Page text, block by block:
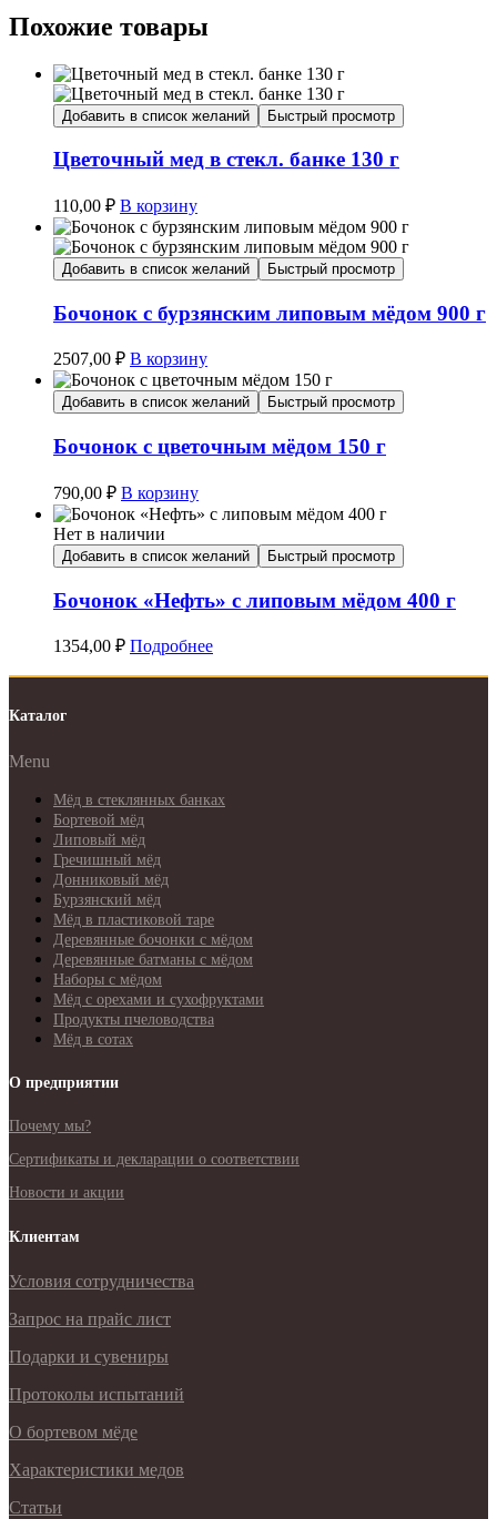
Похожие товары
Добавить в список желаний Быстрый просмотр
Цветочный мед в стекл. банке 130 г
110,00 ₽ В корзину
Добавить в список желаний Быстрый просмотр
Бочонок с бурзянским липовым мёдом 900 г
2507,00 ₽ В корзину
Добавить в список желаний Быстрый просмотр
Бочонок с цветочным мёдом 150 г
790,00 ₽ В корзину
Нет в наличии
Добавить в список желаний Быстрый просмотр
Бочонок «Нефть» с липовым мёдом 400 г
1354,00 ₽ Подробнее
Каталог
Menu
Мёд в стеклянных банках
Бортевой мёд
Липовый мёд
Гречишный мёд
Донниковый мёд
Бурзянский мёд
Мёд в пластиковой таре
Деревянные бочонки с мёдом
Деревянные батманы с мёдом
Наборы с мёдом
Мёд с орехами и сухофруктами
Продукты пчеловодства
Мёд в сотах
О предприятии
Почему мы?
Сертификаты и декларации о соответствии
Новости и акции
Клиентам
Условия сотрудничества
Запрос на прайс лист
Подарки и сувениры
Протоколы испытаний
О бортевом мёде
Характеристики медов
Статьи